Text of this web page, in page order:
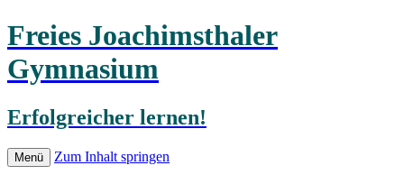
Freies Joachimsthaler
Gymnasium
Erfolgreicher lernen!
Menü Zum Inhalt springen